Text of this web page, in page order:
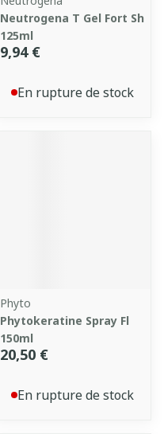
Neutrogena T Gel Fort Sh
125ml
9,94 €
En rupture de stock
Phyto
Phytokeratine Spray Fl
150ml
20,50 €
En rupture de stock